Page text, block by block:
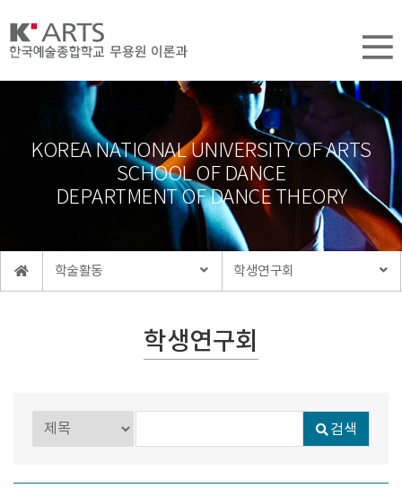
KOREA NATIONAL UNIVERSITY OF ARTS
SCHOOL OF DANCE
DEPARTMENT OF DANCE THEORY
학술활동 학생연구회
학생연구회
검색